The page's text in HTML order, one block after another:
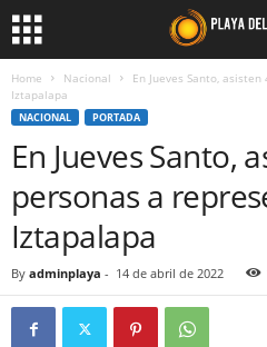
Home Nacional
En Jueves Santo,
Iztapalapa
NACIONAL PORTADA
En Jueves Santo,
personas a
Iztapalapa
By adminplaya - 14 de abril de 2022